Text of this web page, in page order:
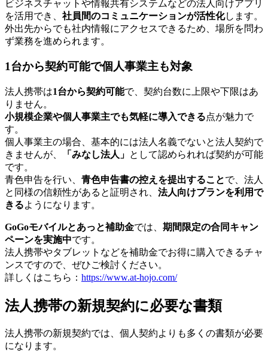
ビジネスチャットや情報共有システムなどの法人向けアプリ
を活用でき、 社員間のコミュニケーションが活性化します。
外出先からでも社内情報にアクセスできるため、場所を問わ
ず業務を進められます。
1台から契約可能で個人事業主も対象
法人携帯は1台から契約可能で、契約台数に上限や下限はあ
りません。
小規模企業や個人事業主でも気軽に導入できる点が魅力で
す。
個人事業主の場合、基本的には法人名義でないと法人契約で
きませんが、
「みなし法人」 として認められれば契約が可能
です。
青色申告を行い、 青色申告書の控えを提出することで、法人
と同様の信頼性があると証明され、 法人向けプランを利用で
きるようになります。
GoGoモバイルとあっと補助金では、 期間限定の合同キャン
ペーンを実施中です。
法人携帯やタブレットなどを補助金でお得に購入できるチャ
ンスですので、ぜひご検討ください。
詳しくはこちら： https://www.at-hojo.com/
法人携帯の新規契約に必要な書類
法人携帯の新規契約では、個人契約よりも多くの書類が必要
になります。